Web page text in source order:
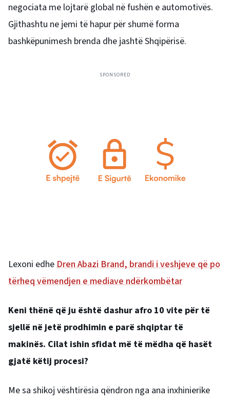
negociata me lojtarë global në fushën e automotivës.
Gjithashtu ne jemi të hapur për shumë forma
bashkëpunimesh brenda dhe jashtë Shqipërisë.
SPONSORED
Lexoni edhe Dren Abazi Brand, brandi i veshjeve që po
tërheq vëmendjen e mediave ndërkombëtar
Keni thënë që ju është dashur afro 10 vite për të
sjellë në jetë prodhimin e parë shqiptar të
makinës. Cilat ishin sfidat më të mëdha që hasët
gjatë këtij procesi?
Me sa shikoj vështirësia qëndron nga ana inxhinierike